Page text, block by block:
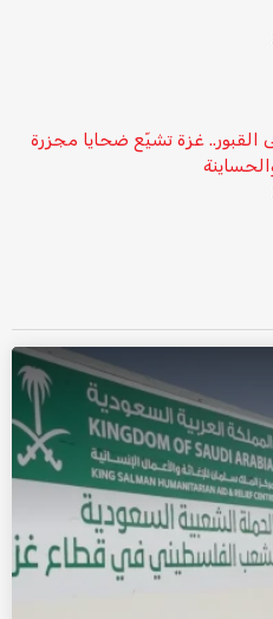
القبور.. غزة تشيّع ضحايا مجزرة